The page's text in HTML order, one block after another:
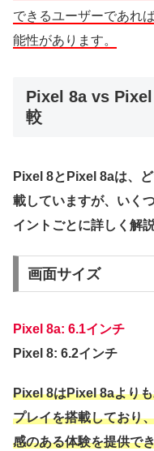
できるユーザーであれ
能性があります。
Pixel 8a vs Pixel
較
Pixel 8とPixel 8aは、
載していますが、いく
イントごとに詳しく解説
画面サイズ
Pixel 8a: 6.1インチ
Pixel 8: 6.2インチ
Pixel 8はPixel 8aより
プレイを搭載しており
感のある体験を提供で